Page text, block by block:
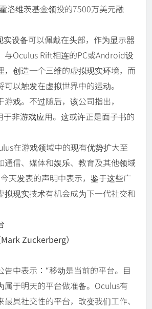
洛维茨基金领投的7500万美元融
实设备可以佩戴在头部，作为显示器
与Oculus Rift相连的PC或Android设
，创造一个三维的虚拟现实环境，而
以触发在虚拟世界中的运动。
戏。不过随后，该公司指出，
于非游戏应用。这或许正是面子书的
在游戏领域中的现有优势扩大至
通信、媒体和娱乐、教育及其他领域
天发表的声明中表示，鉴于这些广
拟现实技术有机会成为下一代社交和
Zuckerberg）
告中表示：“移动是当前的平台。目
属于明天的平台做准备。Oculus有
具社交性的平台，改变我们工作、